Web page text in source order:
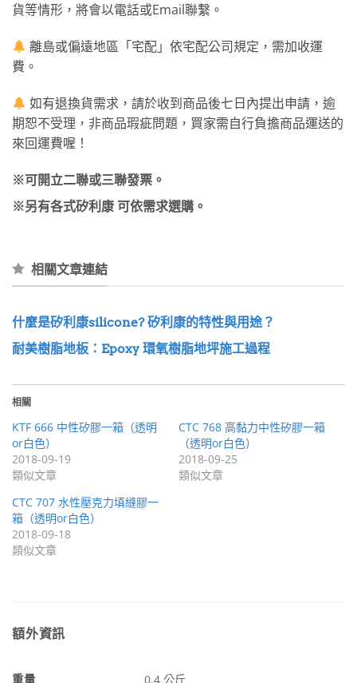
貨等情形，將會以電話或Email聯繫。
離島或偏遠地區「宅配」依宅配公司規定，需加收運
費。
如有退換貨需求，請於收到商品後七日內提出申請，逾
期恕不受理，非商品瑕疵問題，買家需自行負擔商品運送的
來回運費喔！
※可開立二聯或三聯發票。
※另有各式矽利康 可依需求選購。
相關文章連結
什麼是矽利康silicone? 矽利康的特性與用途？
耐美樹脂地板：Epoxy 環氧樹脂地坪施工過程
相關
KTF 666 中性矽膠一箱（透明
or白色）
2018-09-19
類似文章
CTC 768 高黏力中性矽膠一箱
（透明or白色）
2018-09-25
類似文章
CTC 707 水性壓克力填縫膠一
箱（透明or白色）
2018-09-18
類似文章
額外資訊
重量 0.4 公斤